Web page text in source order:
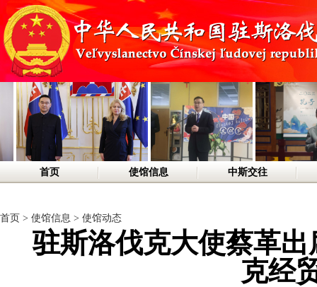
首页 使馆信息 中斯交往
首页 > 使馆信息 > 使馆动态
驻斯洛伐克大使蔡革
克经